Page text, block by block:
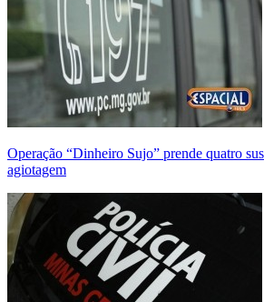
Operação “Dinheiro Sujo” prende quatro
agiotagem